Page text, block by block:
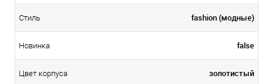
Стиль fashion (модные)
Новинка false
Цвет корпуса золотистый